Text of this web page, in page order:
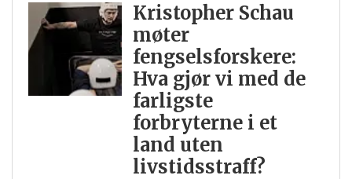
Kristopher Schau
møter
fengselsforskere:
Hva gjør vi med de
farligste
forbryterne i et
land uten
livstidsstraff?